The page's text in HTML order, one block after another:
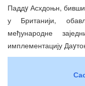
Паддy Асхдоњн,
у Британији,
међународне
имплементацију